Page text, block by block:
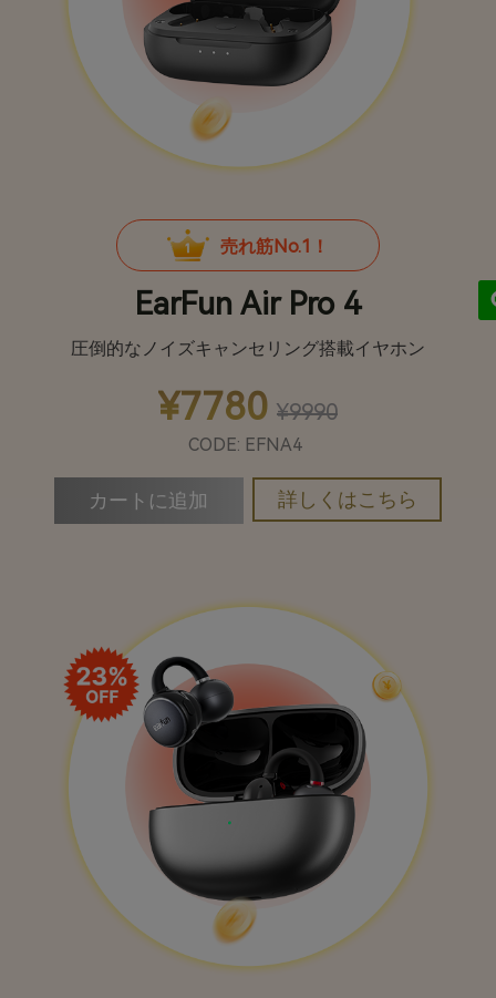
売れ筋No.1！
EarFun Air Pro 4
圧倒的なノイズキャンセリング搭載イヤホン
¥7780 ¥9990
CODE: EFNA4
カートに追加 詳しくはこちら